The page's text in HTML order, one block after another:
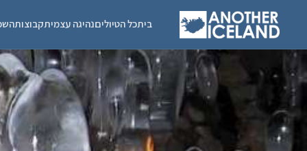
ביתכל הטיוליםנהיגה עצמיתקבוצות